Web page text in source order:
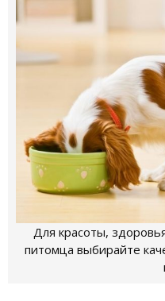
Для красоты,
питомца выбирайте